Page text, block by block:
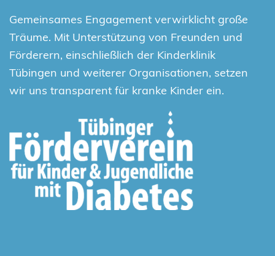
Gemeinsames Engagement verwirklicht große
Träume. Mit Unterstützung von Freunden und
Förderern, einschließlich der Kinderklinik
Tübingen und weiterer Organisationen, setzen
wir uns transparent für kranke Kinder ein.